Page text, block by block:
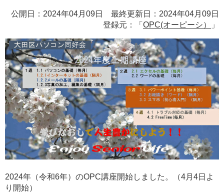
公開日：2024年04月09日 最終更新日：2024年04月09日
登録元：「 OPC(オーピーシ） 」
2024年（令和6年）のOPC講座開始しました。（4月4日よ
り開始）